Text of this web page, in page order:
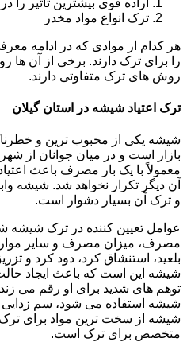
ترک انواع مواد مخدر
هر کدام از موادی که در ادامه
را برای ترک دارند. برخی از آن
روش های ترک متفاوتی دارند.
ترک اعتیاد شیشه در استان گیلان
شیشه یکی از محبوب ترین و
بازار است و در میان جوانان از
معمولاً با یک بار مصرف باعث
آن دیگر تکرار نخواهد شد. شیشه
و ترک آن بسیار دشوار است.
عوامل تعیین کننده در ترک
مصرف، میزان مصرف و سایر
بلعید، استنشاق کرد، دود کرد و
شیشه این است که باعث ایجاد
توهم های شدید برای او رقم می
شیشه استفاده می شود، سم
شیشه از سخت ترین مواد برای ترک
متخصص برای ترک است.